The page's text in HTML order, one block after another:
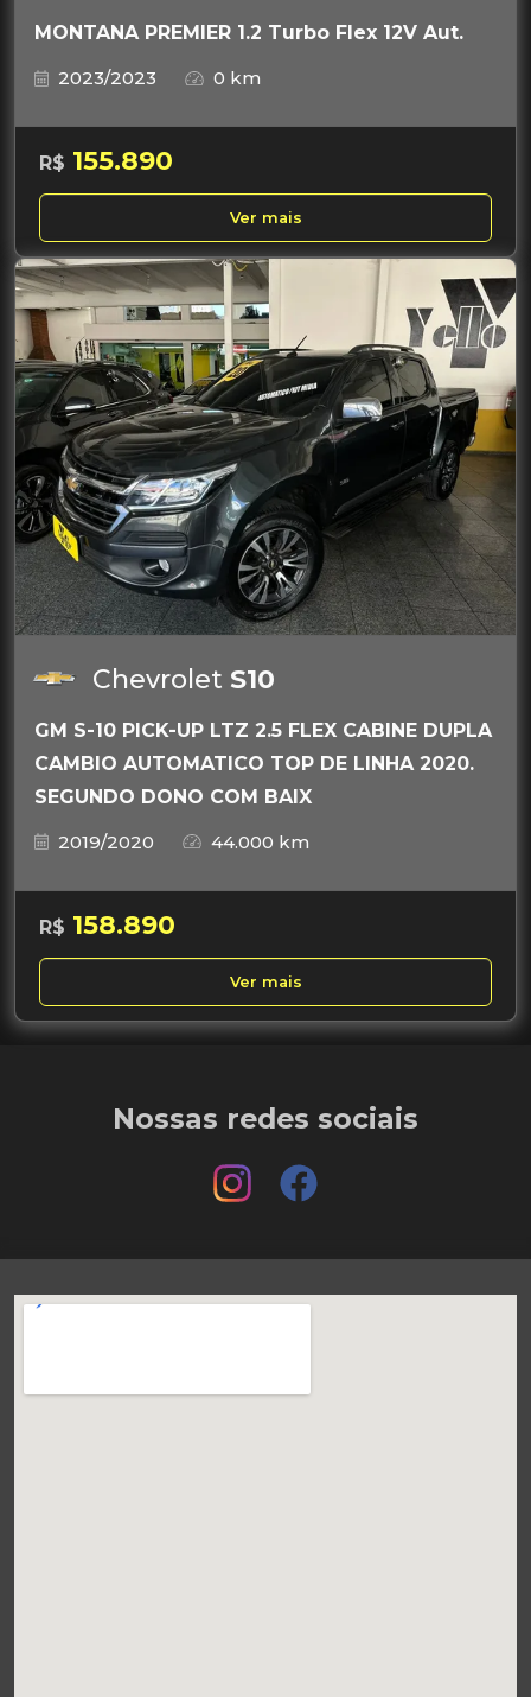
MONTANA PREMIER 1.2 Turbo Flex 12V Aut.
2023/2023
0 km
R$ 155.890
Ver mais
Chevrolet S10
GM S-10 PICK-UP LTZ 2.5 FLEX CABINE DUPLA
CAMBIO AUTOMATICO TOP DE LINHA 2020.
SEGUNDO DONO COM BAIX
2019/2020
44.000 km
R$ 158.890
Ver mais
Nossas redes sociais